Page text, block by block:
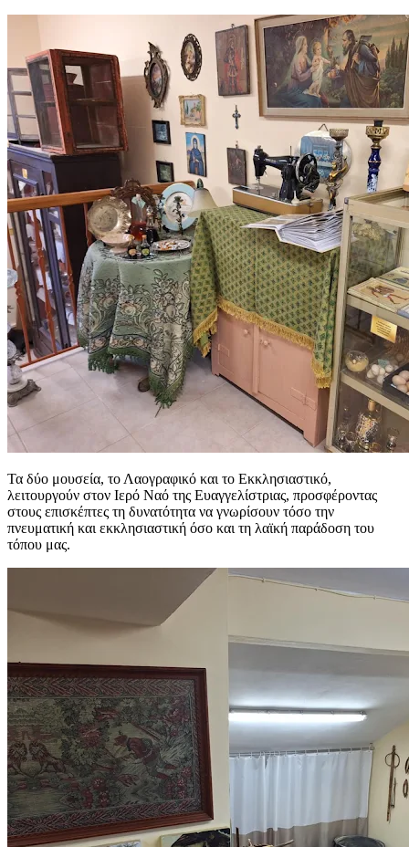
Τα δύο μουσεία, το Λαογραφικό και το Εκκλησιαστικό,
λειτουργούν στον Ιερό Ναό της Ευαγγελίστριας, προσφέροντας
στους επισκέπτες τη δυνατότητα να γνωρίσουν τόσο την
πνευματική και εκκλησιαστική όσο και τη λαϊκή παράδοση του
τόπου μας.